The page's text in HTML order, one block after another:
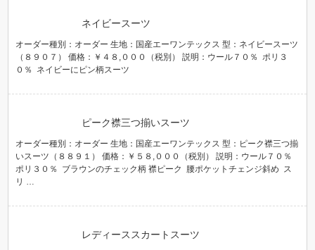
ネイビースーツ
オーダー種別：オーダー 生地：国産エーワンテックス 型：ネイビースーツ
（８９０７） 価格：￥４８,０００（税別） 説明：ウール７０％ ポリ３
０％ ネイビーにピン柄スーツ
ピーク襟三つ揃いスーツ
オーダー種別：オーダー 生地：国産エーワンテックス 型：ピーク襟三つ揃
いスーツ（８８９１） 価格：￥５８,０００（税別） 説明：ウール７０％
ポリ３０％ ブラウンのチェック柄 襟ピーク 腰ポケットチェンジ斜め ス
リ …
レディーススカートスーツ